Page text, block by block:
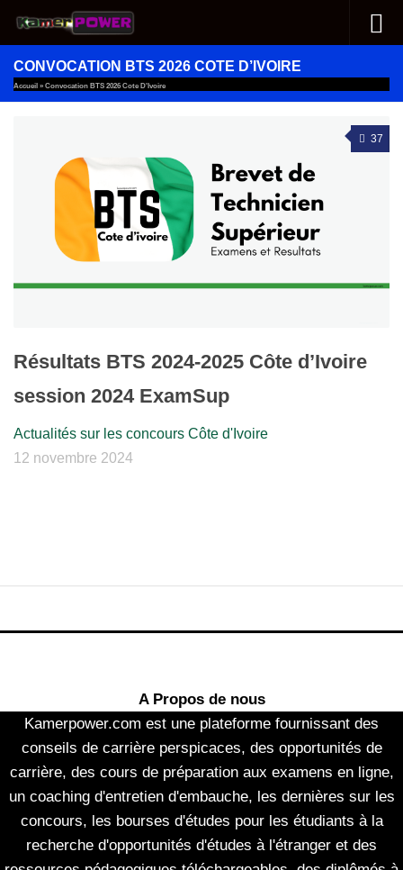
Au dessous du contenu
CONVOCATION BTS 2026 COTE D’IVOIRE
Accueil » Convocation BTS 2026 Cote D'Ivoire
37
Résultats BTS 2024-2025 Côte d’Ivoire
session 2024 ExamSup
Actualités sur les concours Côte d'Ivoire
12 novembre 2024
A Propos de nous
Kamerpower.com est une plateforme fournissant des
conseils de carrière perspicaces, des opportunités de
carrière, des cours de préparation aux examens en ligne,
un coaching d'entretien d'embauche, les dernières sur les
concours, les bourses d'études pour les étudiants à la
recherche d'opportunités d'études à l'étranger et des